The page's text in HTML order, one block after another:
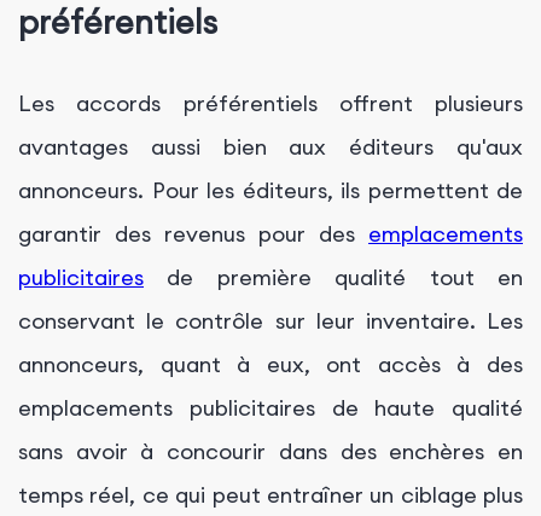
préférentiels
Les accords préférentiels offrent plusieurs
avantages aussi bien aux éditeurs qu'aux
annonceurs. Pour les éditeurs, ils permettent de
garantir des revenus pour des emplacements
publicitaires de première qualité tout en
conservant le contrôle sur leur inventaire. Les
annonceurs, quant à eux, ont accès à des
emplacements publicitaires de haute qualité
sans avoir à concourir dans des enchères en
temps réel, ce qui peut entraîner un ciblage plus